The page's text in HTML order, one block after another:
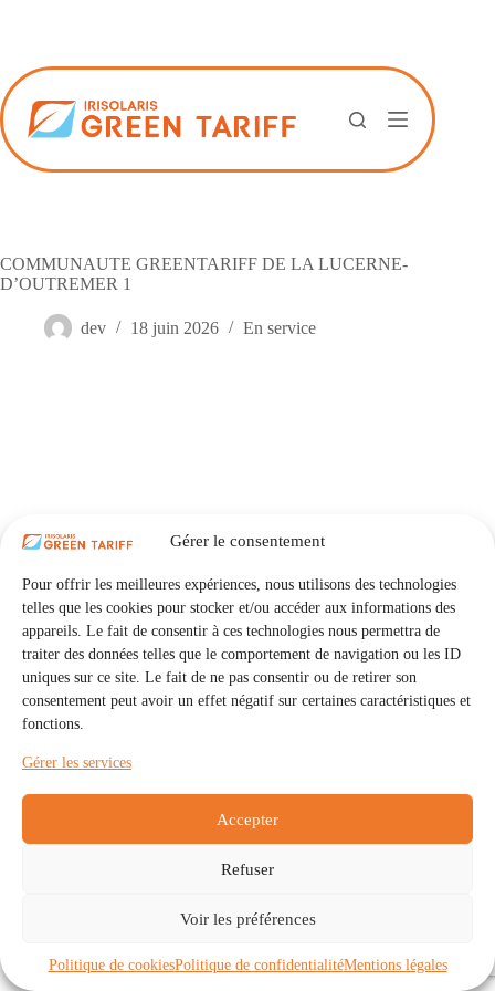
Gérer le consentement
Pour offrir les meilleures expériences, nous utilisons des technologies
telles que les cookies pour stocker et/ou accéder aux informations des
appareils. Le fait de consentir à ces technologies nous permettra de
traiter des données telles que le comportement de navigation ou les ID
uniques sur ce site. Le fait de ne pas consentir ou de retirer son
consentement peut avoir un effet négatif sur certaines caractéristiques et
fonctions.
Gérer les services
Accepter
Refuser
Voir les préférences
Politique de cookiesPolitique de confidentialitéMentions légales
COMMUNAUTE GREENTARIFF DE LA LUCERNE-
D’OUTREMER 1
dev 18 juin 2026 En service
Communautés
À propos
Politique de cookies (UE)